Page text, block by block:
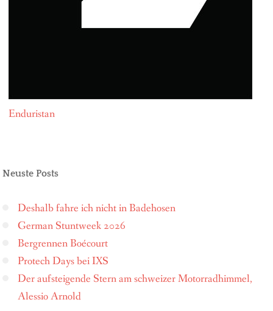
Enduristan
Neuste Posts
Deshalb fahre ich nicht in Badehosen
German Stuntweek 2026
Bergrennen Boécourt
Protech Days bei IXS
Der aufsteigende Stern am schweizer Motorradhimmel,
Alessio Arnold